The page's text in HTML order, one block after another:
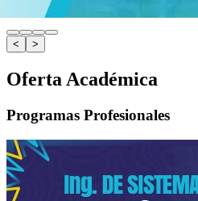
< >
Oferta Académica
Programas Profesionales